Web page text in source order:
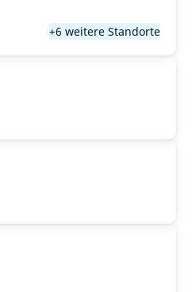
+6 weitere Standorte